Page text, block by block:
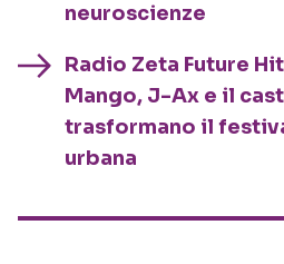
neuroscienze
Radio Zeta Future
Mango, J-Ax e il
trasformano il
urbana